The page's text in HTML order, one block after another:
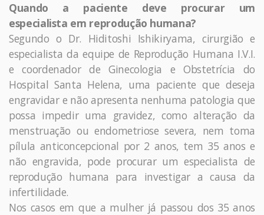
Quando a paciente deve procurar um
especialista em reprodução humana?
Segundo o Dr. Hiditoshi Ishikiryama, cirurgião e
especialista da equipe de Reprodução Humana I.V.I.
e coordenador de Ginecologia e Obstetrícia do
Hospital Santa Helena, uma paciente que deseja
engravidar e não apresenta nenhuma patologia que
possa impedir uma gravidez, como alteração da
menstruação ou endometriose severa, nem toma
pílula anticoncepcional por 2 anos, tem 35 anos e
não engravida, pode procurar um especialista de
reprodução humana para investigar a causa da
infertilidade.
Nos casos em que a mulher já passou dos 35 anos